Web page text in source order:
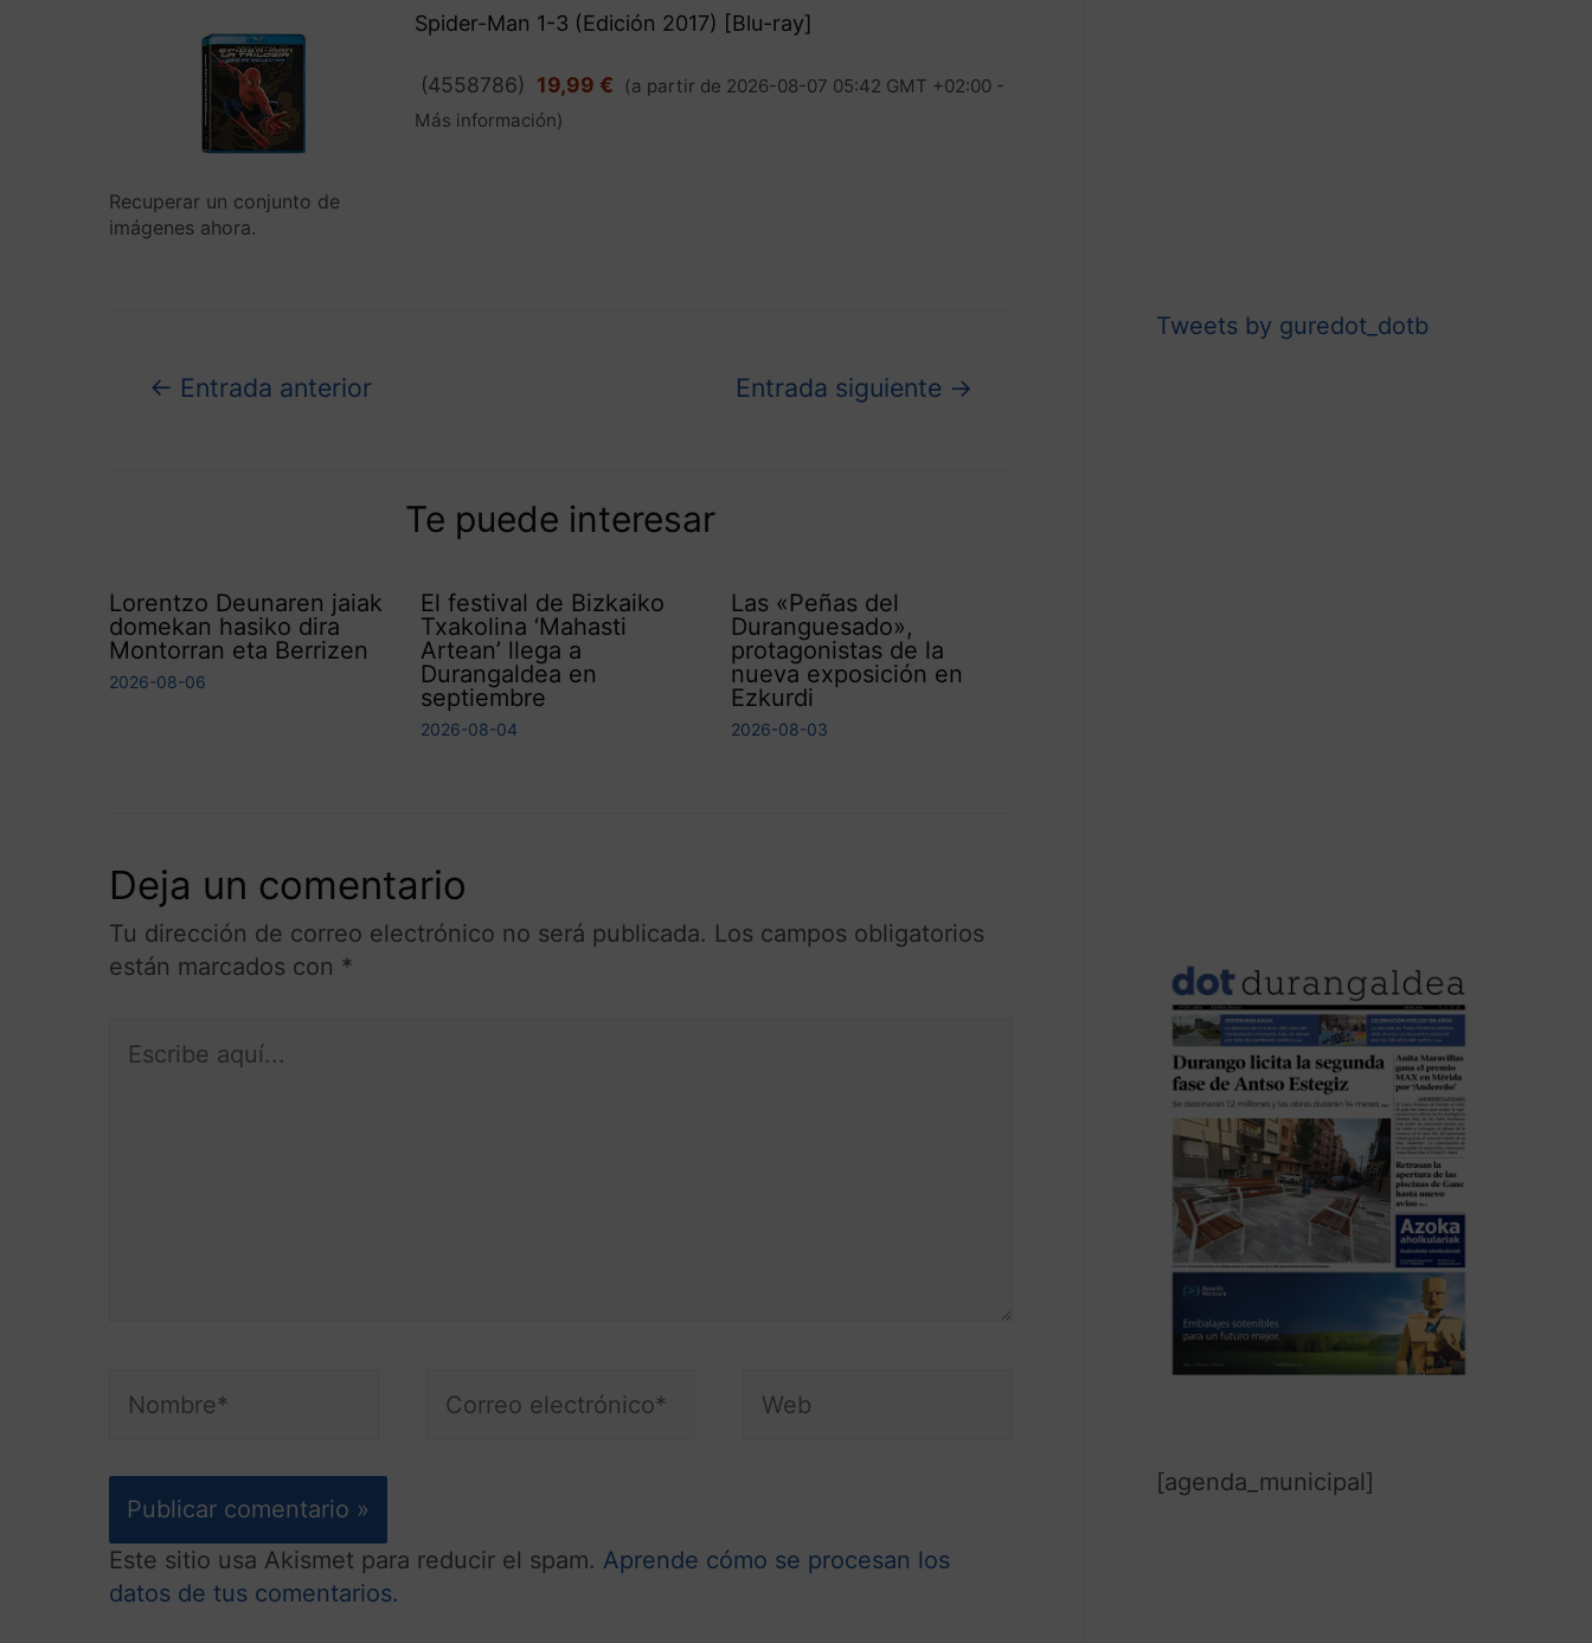
Recuperar un conjunto de
imágenes ahora.
Spider-Man 1-3 (Edición 2017) [Blu-ray]
(4558786) 19,99 €
(a partir de 2026-08-07 05:42 GMT +02:00 -
Más información)
Entrada siguiente
Te puede interesar
Lorentzo Deunaren jaiak
domekan hasiko dira
Montorran eta Berrizen
El festival de Bizkaiko
Txakolina ‘Mahasti
Artean’ llega a
Durangaldea en
septiembre
Las «Peñas del
Duranguesado»,
protagonistas de la
nueva exposición en
Ezkurdi
Deja un comentario
Tu dirección de correo electrónico no será publicada.
Este sitio usa Akismet para reducir el spam.
Tweets by guredot_dotb
[agenda_municipal]